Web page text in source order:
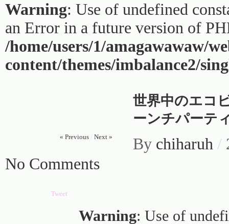
Warning: Use of undefined
an Error in a future version of
/home/users/1/amagawawaw/
content/themes/imbalance2/
世界中のエコ
ーンチパーテ
« Previous Next » By chiharuh /
No Comments
Tweet
Warning: Use of